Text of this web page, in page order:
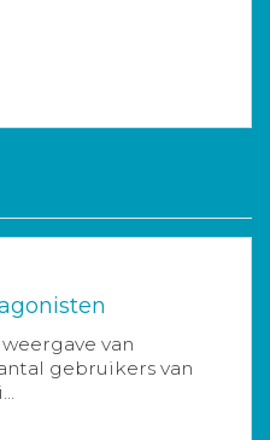
van
gebruikers van